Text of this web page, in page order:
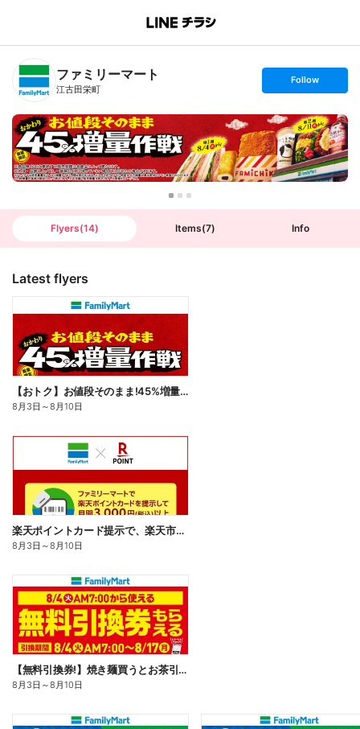
B
n
T
ファミリーマート
江古田栄町
s
t
o
l
l
o
w
Follow
Flyers(14) Items(7) Info
Latest flyers
【おトク】お値段そのまま!45%増量作戦!
8月3日 ～8月10日
楽天ポイントカード提示で、楽天市場でのお買い物がおトクに!
8月3日 ～8月10日
【無料引換券!】焼き麺買うとお茶引換券貰える!
8月3日 ～8月10日